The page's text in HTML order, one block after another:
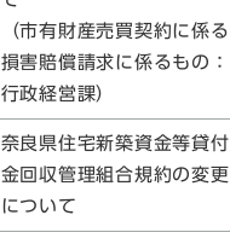
（市有財産売買契約に係る
損害賠償請求に係るもの：
行政経営課）
奈良県住宅新築資金等貸付
金回収管理組合規約の変更
について